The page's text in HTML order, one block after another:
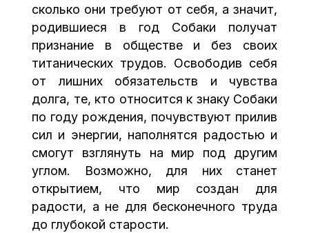
сколько они требуют от себя, а значит,
родившиеся в год Собаки получат
признание в обществе и без своих
титанических трудов. Освободив себя
от лишних обязательств и чувства
долга, те, кто относится к знаку Собаки
по году рождения, почувствуют прилив
сил и энергии, наполнятся радостью и
смогут взглянуть на мир под другим
углом. Возможно, для них станет
открытием, что мир создан для
радости, а не для бесконечного труда
до глубокой старости.